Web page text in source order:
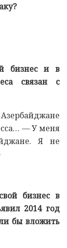
бизнес и в
связан с
— У меня
Я не
бизнес в
2014 год
бы вложить